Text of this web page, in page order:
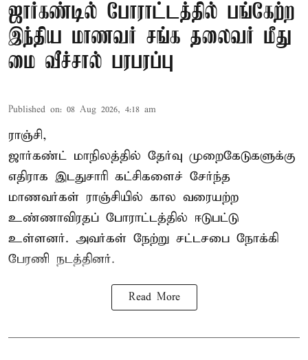
ஜார்கண்டில் போராட்டத்தில் பங்கேற்ற
இந்திய மாணவர் சங்க தலைவர் மீது
மை வீச்சால் பரபரப்பு
Published on: 08 Aug 2026, 4:18 am
ராஞ்சி,
ஜார்கண்ட் மாநிலத்தில் தேர்வு முறைகேடுகளுக்கு
எதிராக இடதுசாரி கட்சிகளைச் சேர்ந்த
மாணவர்கள் ராஞ்சியில் கால வரையற்ற
உண்ணாவிரதப் போராட்டத்தில் ஈடுபட்டு
உள்ளனர். அவர்கள் நேற்று சட்டசபை நோக்கி
பேரணி நடத்தினர்.
Read More